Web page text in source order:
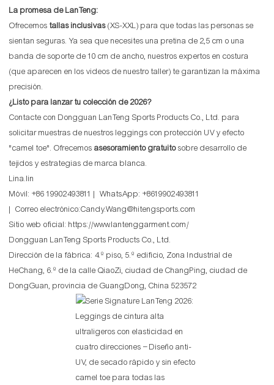
La promesa de LanTeng:
Ofrecemos tallas inclusivas(XS-XXL) para que todas las personas se
sientan seguras. Ya sea que necesites una pretina de 2,5 cm o una
banda de soporte de 10 cm de ancho, nuestros expertos en costura
(que aparecen en los videos de nuestro taller) te garantizan la máxima
precisión.
¿Listo para lanzar tu colección de 2026?
Contacte con Dongguan LanTeng Sports Products Co., Ltd. para
solicitar muestras de nuestros leggings con protección UV y efecto
"camel toe". Ofrecemos asesoramiento gratuitosobre desarrollo de
tejidos y estrategias de marca blanca.
Lina.lin
Móvil: +86 19902493811 | WhatsApp: +8619902493811
| Correo electrónico:Candy.Wang@hitengsports.com
Sitio web oficial: https://www.lantenggarment.com/
Dongguan LanTeng Sports Products Co., Ltd.
Dirección de la fábrica: 4.º piso, 5.º edificio, Zona Industrial de
HeChang, 6.º de la calle QiaoZi, ciudad de ChangPing, ciudad de
DongGuan, provincia de GuangDong, China 523572